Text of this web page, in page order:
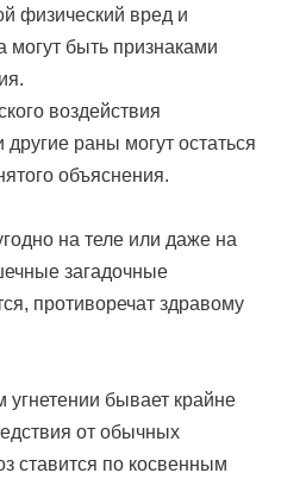
физический вред и
могут быть признаками
воздействия
раны могут остаться
объяснения.
на теле или даже на
загадочные
противоречат здравому
бывает крайне
от обычных
ставится по косвенным